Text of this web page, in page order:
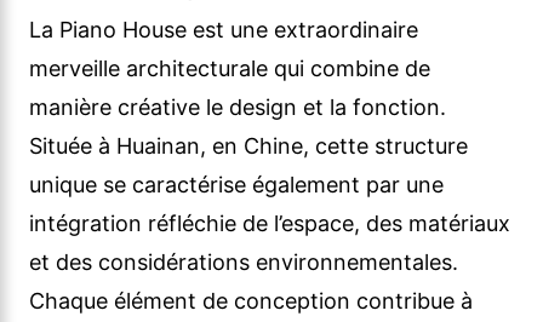
La Piano House est une extraordinaire
merveille architecturale qui combine de
manière créative le design et la fonction.
Située à Huainan, en Chine, cette structure
unique se caractérise également par une
intégration réfléchie de l’espace, des matériaux
et des considérations environnementales.
Chaque élément de conception contribue à